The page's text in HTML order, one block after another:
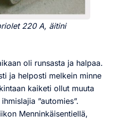
220 A, äitini
oli runsasta ja halpaa.
ja helposti melkein minne
kaiketi ollut muuta
”automies”.
Menninkäisentiellä,